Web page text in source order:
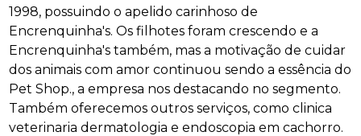
1998, possuindo o apelido carinhoso de
Encrenquinha's. Os filhotes foram crescendo e a
Encrenquinha's também, mas a motivação de cuidar
dos animais com amor continuou sendo a essência do
Pet Shop., a empresa nos destacando no segmento.
Também oferecemos outros serviços, como clinica
veterinaria dermatologia e endoscopia em cachorro.